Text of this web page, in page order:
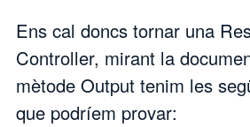
Ens cal doncs tornar una
Controller, mirant la
mètode Output tenim les
que podríem provar: